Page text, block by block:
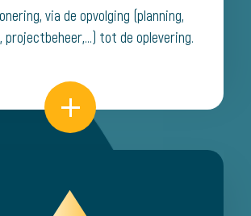
via de opvolging (planning,
projectbeheer,...) tot de oplevering.